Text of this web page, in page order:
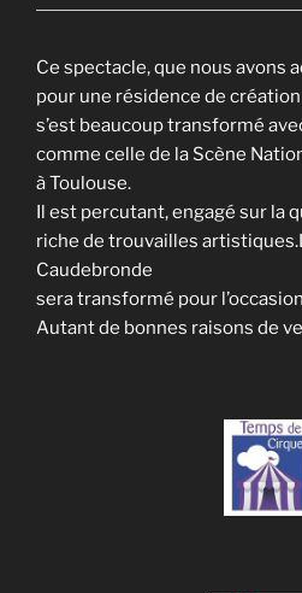
Ce spectacle, que nous avons
pour une résidence de
s’est beaucoup transformé
comme celle de la Scène
à Toulouse.
Il est percutant, engagé sur la
riche de trouvailles
Caudebronde
sera transformé pour
Autant de bonnes raisons de